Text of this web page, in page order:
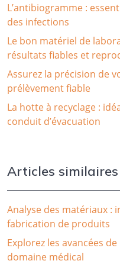
L’antibiogramme :
des infections
Le bon matériel de
résultats fiables et
Assurez la précision de
prélèvement fiable
La hotte à recyclage :
conduit d’évacuation
Articles similaires
Analyse des matériaux :
fabrication de produits
Explorez les avancées
domaine médical